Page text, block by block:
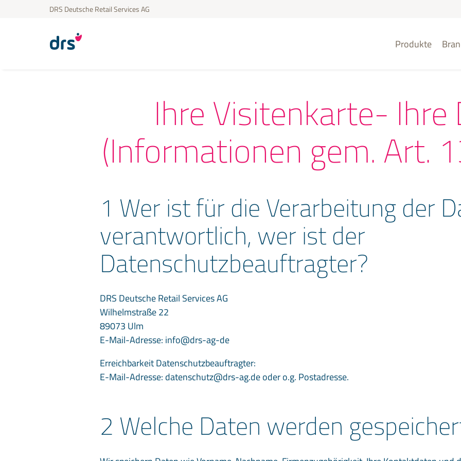
DRS Deutsche Retail Services AG
Produkte
Ihre Visitenkarte- Ihre
(Informationen gem. Art.
1 Wer ist für die Verarbeitung der
verantwortlich, wer ist der
Datenschutzbeauftragter?
DRS Deutsche Retail Services AG
Wilhelmstraße 22
89073 Ulm
E-Mail-Adresse: info@drs-ag-de
Erreichbarkeit Datenschutzbeauftragter:
E-Mail-Adresse: datenschutz@drs-ag.de oder o.g. Postadresse.
2 Welche Daten werden